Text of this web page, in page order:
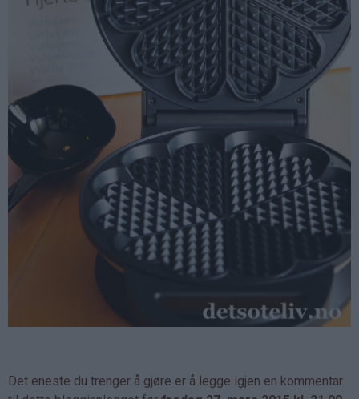
Det eneste du trenger å gjøre er å legge igjen en kommentar